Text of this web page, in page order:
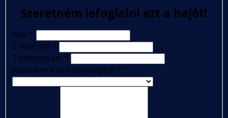
Szeretném lefoglalni ezt a hajót!
Név *
E-mail cím *
Telefonszám *
Kapitányra van szükségem *